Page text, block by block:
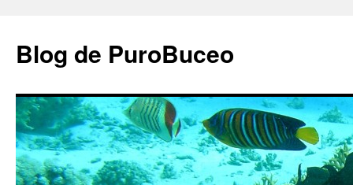
contenido
Blog de PuroBuceo